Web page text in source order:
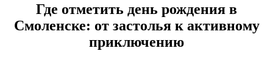
Где отметить день рождения в
Смоленске: от застолья к активному
приключению